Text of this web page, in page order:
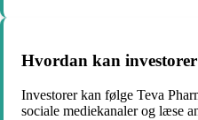
Hvordan kan investorer
Investorer kan følge Teva
sociale mediekanaler og læse